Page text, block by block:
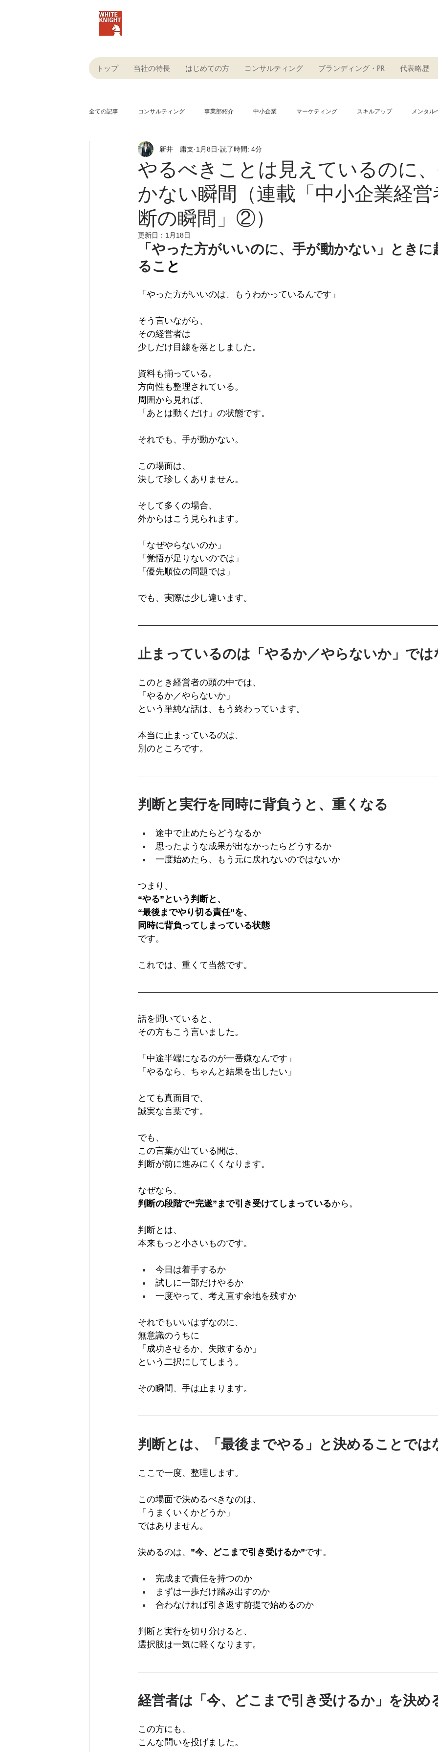
トップ 当社の特長 はじめての方 コンサルティング ブランディング・PR 代表略歴
全ての記事 コンサルティング 事業部紹介 中小企業 マーケティング スキルアップ メンタル
SEO 経営 ブランディング
キャスティング プロモーション 書籍 事業承継 ニュース サービス
やるべきことは見えているのに
かない瞬間（連載「中小企業経
断の瞬間」②）
新井 庸支 1月8日 読了時間: 4分
更新日： 1月18日
「やった方がいいのに、手が動かない」ときに
るこ と
「やった方がいいのは、もうわかっているんです」
そう言いながら、
その経営者は
少しだけ目線を落としました。
資料も揃っている。
方向性も整理されている。
周囲から見れば、
「あとは動くだけ」の状態です。
それでも、手が動かない。
この場面は、
決して珍しくありません。
そして多くの場合、
外からはこう見られます。
「なぜやらないのか」
「覚悟が足りないのでは」
「優先順位の問題では」
でも、実際は少し違います。
止まっているのは「やるか／やらないか」では
このとき経営者の頭の中では、
「やるか／やらないか」
という単純な話は、もう終わっています。
本当に止まっているのは、
別のところです。
判断と実行を同時に背負うと、重くなる
途中で止めたらどうなるか
思ったような成果が出なかったらどうするか
一度始めたら、もう元に戻れないのではないか
つまり、
“やる”という判断と、
“最後までやり切る責任”を、
同時に背負ってしまっている状態
です。
これでは、重くて当然です。
話を聞いていると、
その方もこう言いました。
「中途半端になるのが一番嫌なんです」
「やるなら、ちゃんと結果を出したい」
とても真面目で、
誠実な言葉です。
でも、
この言葉が出ている間は、
判断が前に進みにくくなります。
なぜなら、
判断の段階で“完遂”まで引き受けてしまっているから。
判断とは、
本来もっと小さいものです。
今日は着手するか
試しに一部だけやるか
一度やって、考え直す余地を残すか
それでもいいはずなのに、
無意識のうちに
「成功させるか、失敗するか」
という二択にしてしまう。
その瞬間、手は止まります。
判断とは、「最後までやる」と決めることでは
ここで一度、整理します。
この場面で決めるべきなのは、
「うまくいくかどうか」
ではありません。
決めるのは、 ”今、どこまで引き受けるか”です。
完成まで責任を持つのか
まずは一歩だけ踏み出すのか
合わなければ引き返す前提で始めるのか
判断と実行を切り分けると、
選択肢は一気に軽くなります。
経営者は「今、どこまで引き受けるか」を決め
この方にも、
こんな問いを投げました。